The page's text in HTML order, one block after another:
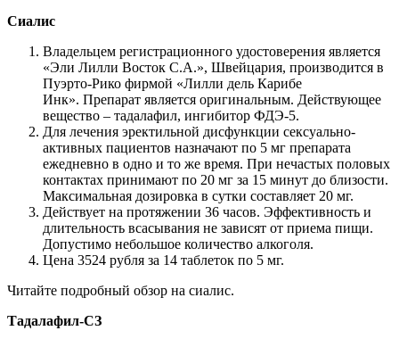
Сиалис
Владельцем регистрационного удостоверения является
«Эли Лилли Восток С.А.», Швейцария, производится в
Пуэрто-Рико фирмой «Лилли дель Карибе
Инк». Препарат является оригинальным. Действующее
вещество – тадалафил, ингибитор ФДЭ-5.
Для лечения эректильной дисфункции сексуально-
активных пациентов назначают по 5 мг препарата
ежедневно в одно и то же время. При нечастых половых
контактах принимают по 20 мг за 15 минут до близости.
Максимальная дозировка в сутки составляет 20 мг.
Действует на протяжении 36 часов. Эффективность и
длительность всасывания не зависят от приема пищи.
Допустимо небольшое количество алкоголя.
Цена 3524 рубля за 14 таблеток по 5 мг.
Читайте подробный обзор на сиалис.
Тадалафил-СЗ